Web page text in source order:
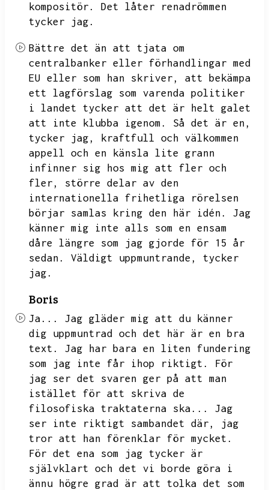
kompositör.
Det låter renadrömmen
tycker jag.
Bättre det än att tjata om
centralbanker eller förhandlingar med
EU eller som han skriver,
att bekämpa
ett lagförslag som varenda politiker
i landet tycker att det är helt galet
att inte klubba igenom.
Så det är en,
tycker jag,
kraftfull och välkommen
appell och en känsla lite grann
infinner sig hos mig att fler och
fler,
större delar av den
internationella frihetliga rörelsen
börjar samlas kring den här idén.
Jag
känner mig inte alls som en ensam
dåre längre som jag gjorde för 15 år
sedan.
Väldigt uppmuntrande,
tycker
jag.
Boris
Ja...
Jag gläder mig att du känner
dig uppmuntrad och det här är en bra
text.
Jag har bara en liten fundering
som jag inte får ihop riktigt.
För
jag ser det svaren ger på att man
istället för att skriva de
filosofiska traktaterna ska...
Jag
ser inte riktigt sambandet där,
jag
tror att han förenklar för mycket.
För det ena som jag tycker är
självklart och det vi borde göra i
ännu högre grad är att tolka det som